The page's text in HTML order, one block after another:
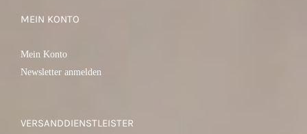
MEIN KONTO
Mein Konto
Newsletter anmelden
VERSANDDIENSTLEISTER